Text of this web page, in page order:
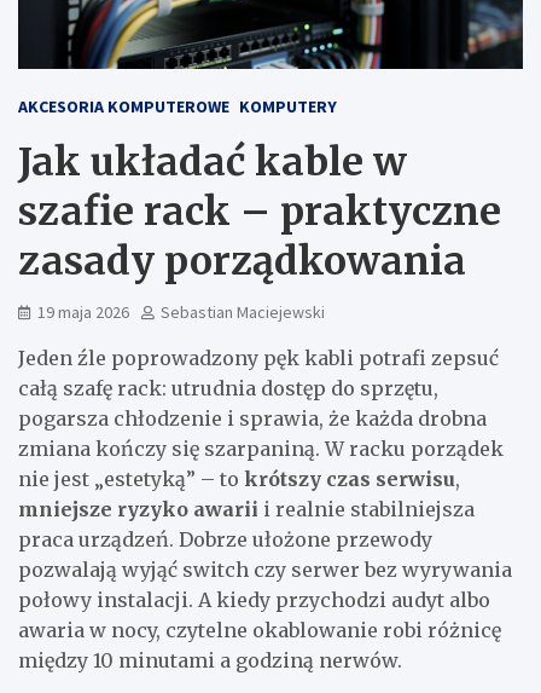
AKCESORIA KOMPUTEROWE KOMPUTERY
Jak układać kable w
szafie rack – praktyczne
zasady porządkowania
19 maja 2026 Sebastian Maciejewski
Jeden źle poprowadzony pęk kabli potrafi zepsuć
całą szafę rack: utrudnia dostęp do sprzętu,
pogarsza chłodzenie i sprawia, że każda drobna
zmiana kończy się szarpaniną. W racku porządek
nie jest „estetyką” – to krótszy czas serwisu,
mniejsze ryzyko awarii i realnie stabilniejsza
praca urządzeń. Dobrze ułożone przewody
pozwalają wyjąć switch czy serwer bez wyrywania
połowy instalacji. A kiedy przychodzi audyt albo
awaria w nocy, czytelne okablowanie robi różnicę
między 10 minutami a godziną nerwów.